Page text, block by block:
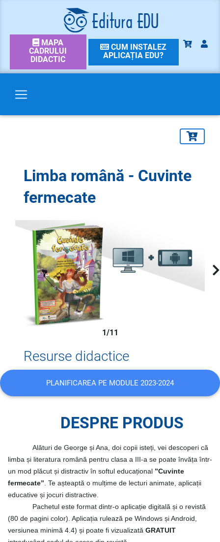
MAPA
CADRULUI
DIDACTIC
CUM INSTALEZ
APLICAȚIA EDU?
Limba română - Cuvinte
fermecate
1/11
Resurse didactice
PLANIFICAREA PE MODULE 2023-2024
DESPRE PRODUS
Alături de George și Ana, doi copii isteți, vei descoperi că
limba și literatura română pentru clasa a III-a se poate învăța într-
un mod plăcut și distractiv în softul educațional ”Cuvinte
fermecate” . Te așteaptă o mulțime de lecturi animate, aplicații
educative și jocuri distractive.
Pachetul este format dintr-o aplicație digitală și o revistă
(80 de pagini color). Aplicația rulează pe Windows și Android,
versiunea minimă 4.4) și poate fi vizualizată GRATUIT